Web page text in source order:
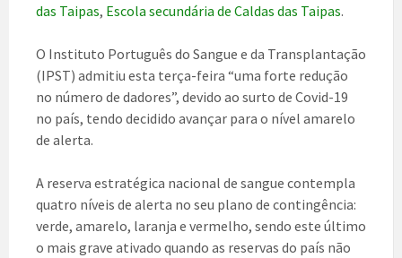
das Taipas, Escola secundária de Caldas das Taipas.
O Instituto Português do Sangue e da Transplantação
(IPST) admitiu esta terça-feira “uma forte redução
no número de dadores”, devido ao surto de Covid-19
no país, tendo decidido avançar para o nível amarelo
de alerta.
A reserva estratégica nacional de sangue contempla
quatro níveis de alerta no seu plano de contingência:
verde, amarelo, laranja e vermelho, sendo este último
o mais grave ativado quando as reservas do país não